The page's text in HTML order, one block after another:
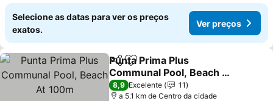
Selecione as datas para ver os preços
exatos.
Ver preços
PartilharAdicionar aos favoritos
Punta Prima Plus
Communal Pool, Beach At
100m
Ver preços
8,9 Excelente
11
a 5.1 km de Centro da cidade